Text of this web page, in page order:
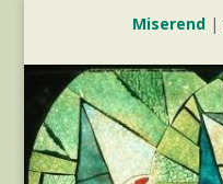
Miserend|